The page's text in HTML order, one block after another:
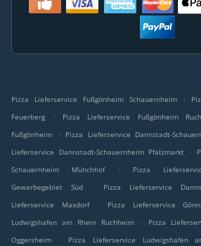
Pizza Lieferservice Fußgönheim Schauernheim .
Feuerberg
. Pizza Lieferservice Fußgönheim
Fußgönheim
. Pizza Lieferservice Dannstadt-
Lieferservice Dannstadt-Schauernheim Pfalzmarkt
.
Schauernheim Münchhof
.
Pizza
Gewerbegebiet Süd
. Pizza Lieferservice
Lieferservice Maxdorf
. Pizza Lieferservice
Ludwigshafen am Rhein Ruchheim
.
Pizza
Oggersheim
. Pizza Lieferservice Ludwigshafen